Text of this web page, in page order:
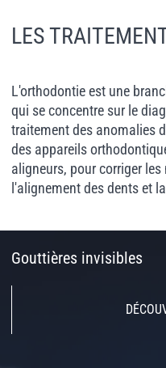
LES
L'orthodontie est une
qui se concentre sur le
traitement des anomalies
des appareils
aligneurs, pour corriger
l'alignement des dents et
Gouttières invisibles